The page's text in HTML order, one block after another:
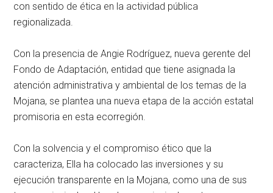
con sentido de ética en la actividad pública
regionalizada.
Con la presencia de Angie Rodríguez, nueva gerente del
Fondo de Adaptación, entidad que tiene asignada la
atención administrativa y ambiental de los temas de la
Mojana, se plantea una nueva etapa de la acción estatal
promisoria en esta ecorregión.
Con la solvencia y el compromiso ético que la
caracteriza, Ella ha colocado las inversiones y su
ejecución transparente en la Mojana, como una de sus